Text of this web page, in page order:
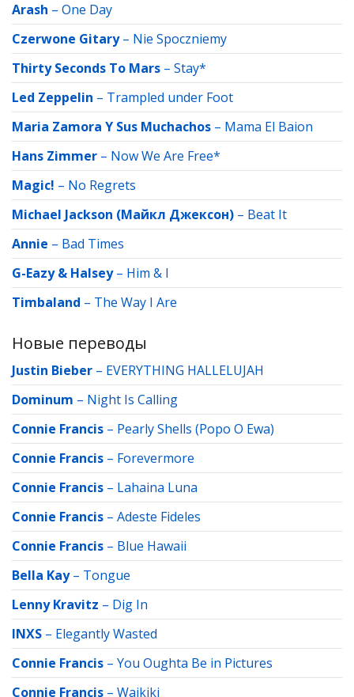
Arash – One Day
Czerwone Gitary– Nie Spoczniemy
Thirty Seconds To Mars – Stay*
Led Zeppelin – Trampled under Foot
Maria Zamora Y Sus Muchachos – Mama El Baion
Hans Zimmer – Now We Are Free*
Magic! – No Regrets
Michael Jackson (Майкл Джексон) – Beat It
Annie – Bad Times
G-Eazy & Halsey– Him & I
Timbaland – The Way I Are
Новые переводы
Justin Bieber – EVERYTHING HALLELUJAH
Dominum – Night Is Calling
Connie Francis – Pearly Shells (Popo O Ewa)
Connie Francis – Forevermore
Connie Francis – Lahaina Luna
Connie Francis – Adeste Fideles
Connie Francis – Blue Hawaii
Bella Kay– Tongue
Lenny Kravitz – Dig In
INXS – Elegantly Wasted
Connie Francis – You Oughta Be in Pictures
Connie Francis – Waikiki